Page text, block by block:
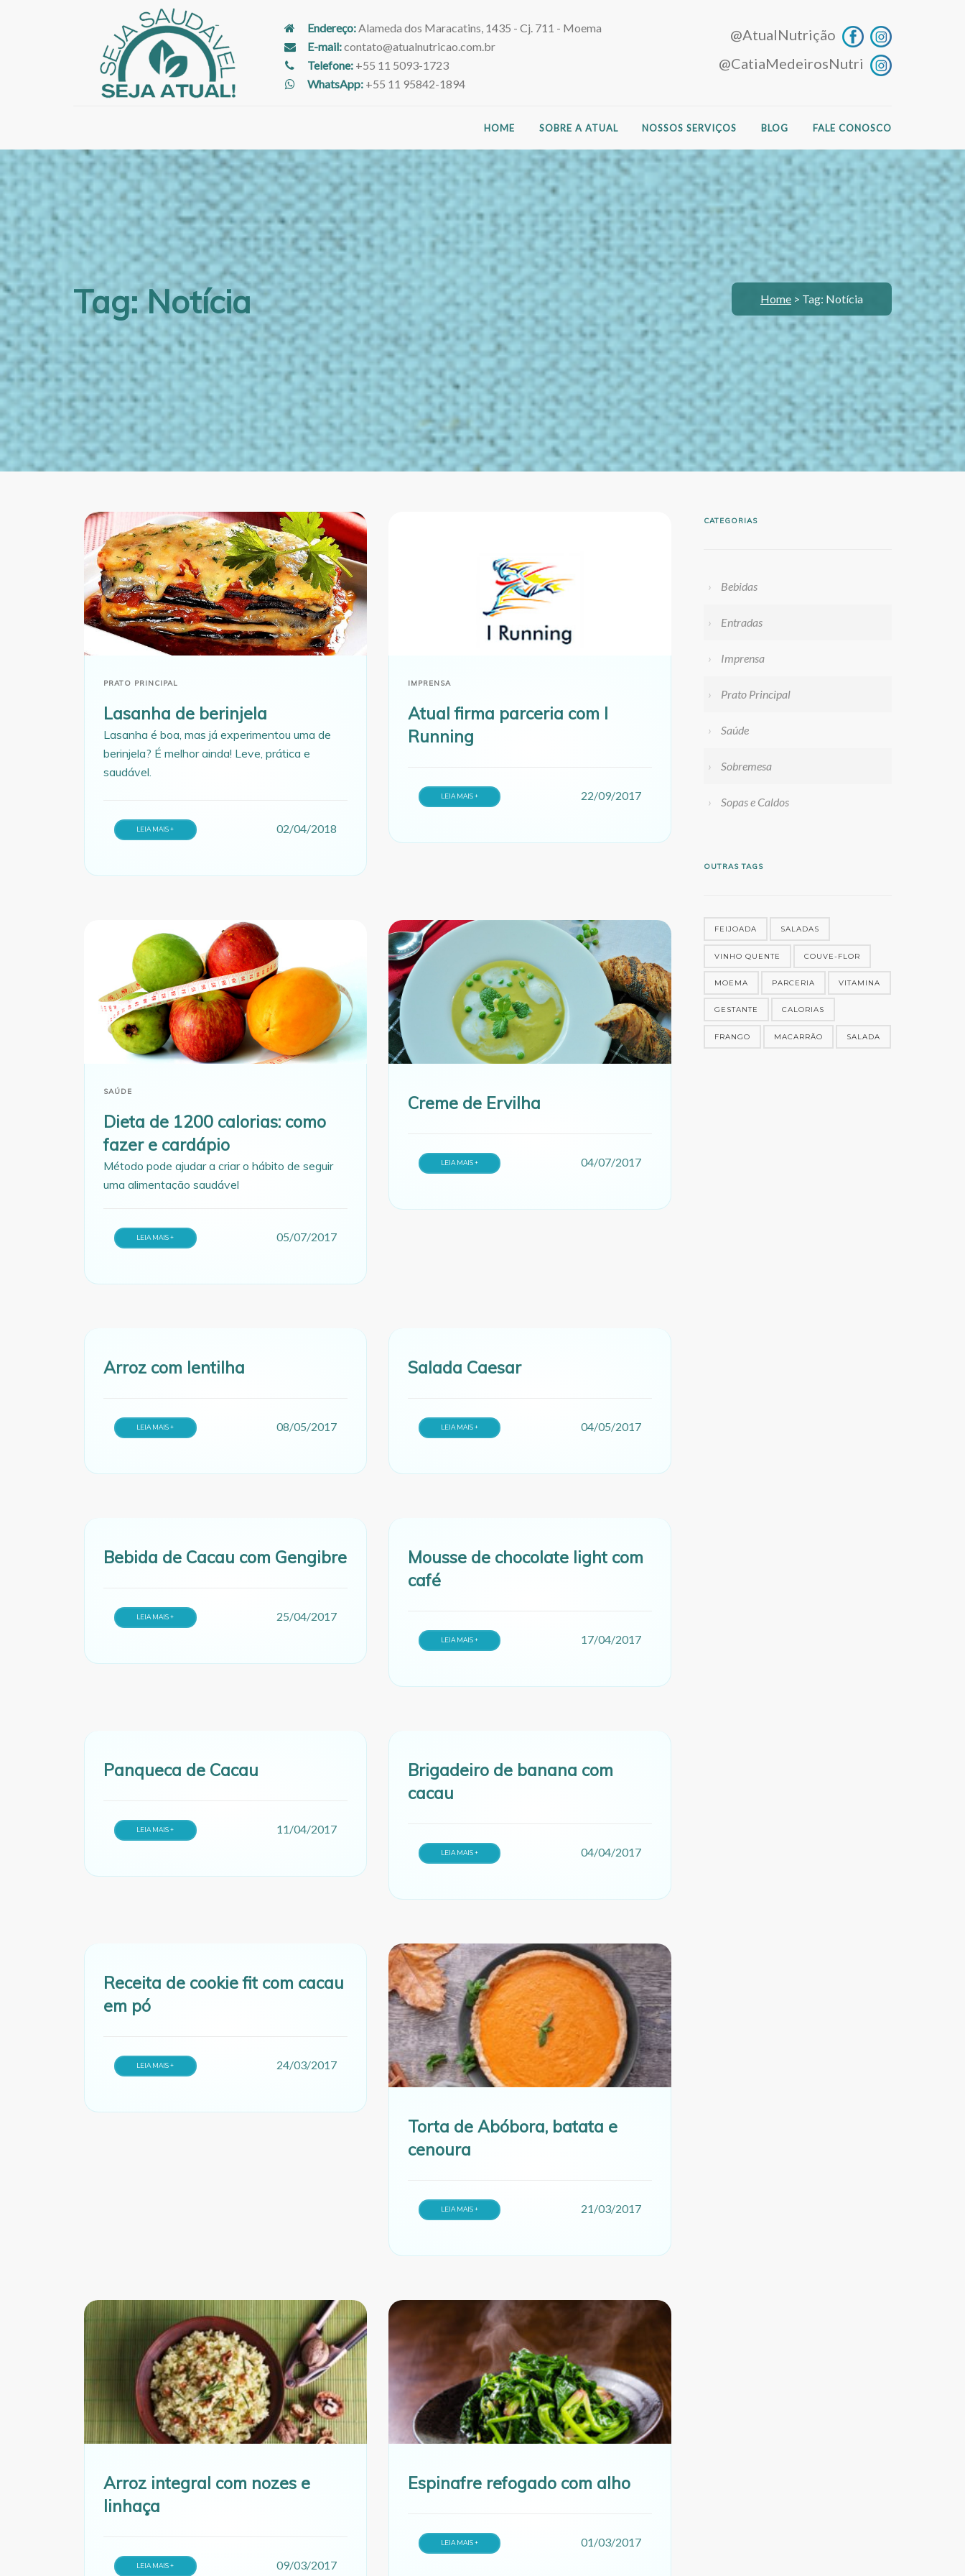
Endereço:Alameda dos Maracatins, 1435 - Cj. 711 - Moema
E-mail:contato@atualnutricao.com.br
Telefone:+55 11 5093-1723
WhatsApp:+55 11 95842-1894
@AtualNutrição
@CatiaMedeirosNutri
HOME SOBRE A ATUAL NOSSOS SERVIÇOS BLOG FALE CONOSCO
Tag: Notícia Home > Tag: Notícia
PRATO PRINCIPAL
Lasanha de berinjela
Lasanha é boa, mas já experimentou uma de
berinjela? É melhor ainda! Leve, prática e
saudável.
LEIA MAIS + 02/04/2018
IMPRENSA
Atual firma parceria com I
Running
LEIA MAIS + 22/09/2017
SAÚDE
Dieta de 1200 calorias: como
fazer e cardápio
Método pode ajudar a criar o hábito de seguir
uma alimentação saudável
LEIA MAIS + 05/07/2017
Creme de Ervilha
LEIA MAIS + 04/07/2017
Arroz com lentilha
LEIA MAIS + 08/05/2017
Salada Caesar
LEIA MAIS + 04/05/2017
Bebida de Cacau com Gengibre
LEIA MAIS + 25/04/2017
Mousse de chocolate light com
café
LEIA MAIS + 17/04/2017
Panqueca de Cacau
LEIA MAIS + 11/04/2017
Brigadeiro de banana com
cacau
LEIA MAIS + 04/04/2017
Receita de cookie fit com cacau
em pó
LEIA MAIS + 24/03/2017
Torta de Abóbora, batata e
cenoura
LEIA MAIS + 21/03/2017
Arroz integral com nozes e
linhaça
LEIA MAIS + 09/03/2017
Espinafre refogado com alho
LEIA MAIS + 01/03/2017
CATEGORIAS
Bebidas
Entradas
Imprensa
Prato Principal
Saúde
Sobremesa
Sopas e Caldos
OUTRAS TAGS
FEIJOADA SALADAS
VINHO QUENTE COUVE-FLOR
MOEMA PARCERIA VITAMINA
GESTANTE CALORIAS
FRANGO MACARRÃO SALADA